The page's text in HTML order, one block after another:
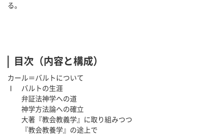
る。
目次（内容と構成）
カール＝バルトについて
Ⅰ バルトの生涯
弁証法神学への道
神学方法論への確立
大著『教会教義学』に取り組みつつ
『教会教養学』の途上で